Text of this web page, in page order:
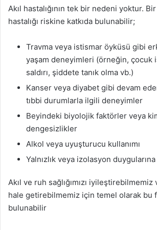
Akıl hastalığının tek bir nedeni yoktur.
hastalığı riskine katkıda bulunabilir;
Travma veya istismar öyküsü gibi
yaşam deneyimleri (örneğin, çocuk
saldırı, şiddete tanık olma vb.)
Kanser veya diyabet gibi devam
tıbbi durumlarla ilgili deneyimler
Beyindeki biyolojik faktörler veya
dengesizlikler
Alkol veya uyuşturucu kullanımı
Yalnızlık veya izolasyon
Akıl ve ruh sağlığımızı
hale getirebilmemiz için temel olarak bu
bulunabilir